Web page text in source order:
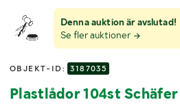
Denna auktion är avslutad!
Se fler auktioner
OBJEKT-ID: 3187035
Plastlådor 104st Schäfer